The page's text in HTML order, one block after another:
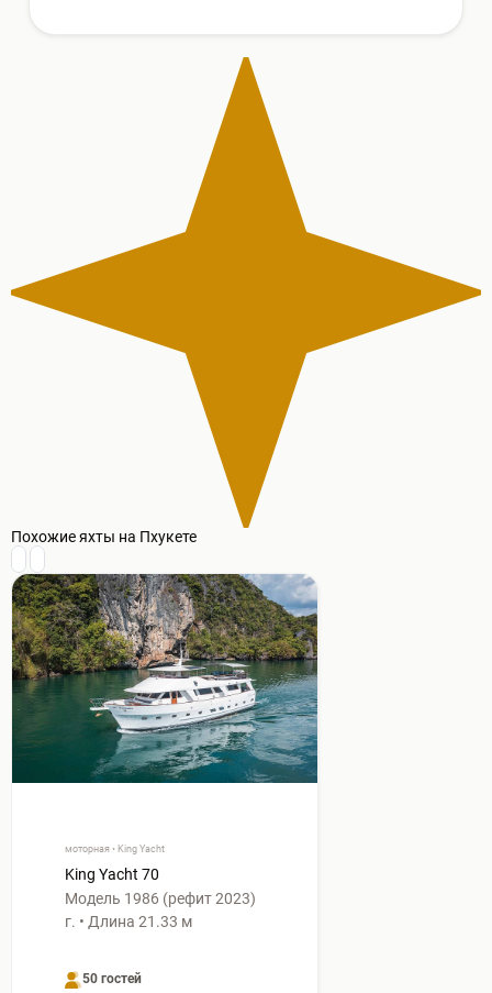
Похожие яхты на Пхукете
моторная • King Yacht
King Yacht 70
Модель 1986 (рефит 2023)
г. • Длина 21.33 м
50 гостей